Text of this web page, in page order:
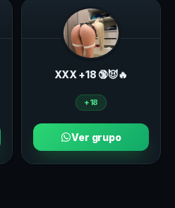
ХXХ +18 🔞😈🔥
+18
Ver grupo